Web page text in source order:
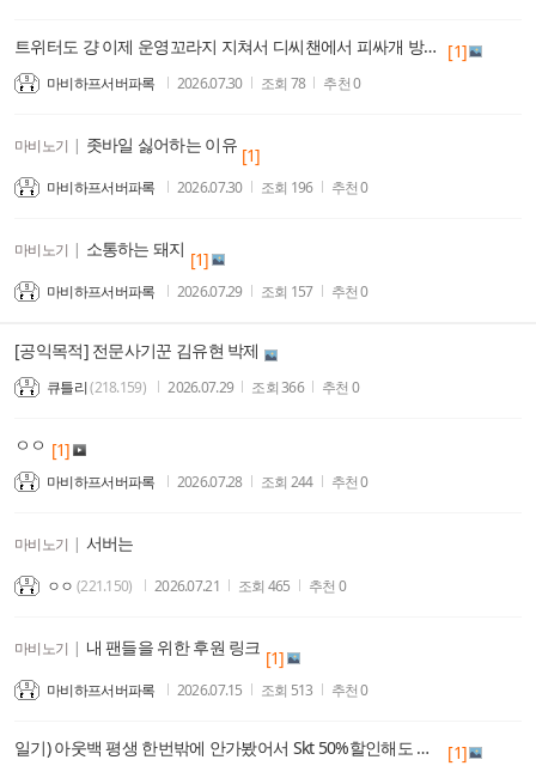
트위터도 걍 이제 운영꼬라지 지쳐서 디씨챈에서 피싸개 방역이라면서 억지 여자 배척 떡밥일으키는거 물지나 않으면 버틴다하네 [1]
마비하프서버파록 2026.07.30 조회 78 추천0
마비노기 | 좃바일 싫어하는 이유 [1]
마비하프서버파록 2026.07.30 조회 196 추천0
마비노기 | 소통하는 돼지 [1]
마비하프서버파록 2026.07.29 조회 157 추천0
[공익목적] 전문사기꾼 김유현 박제
큐틀리(218.159) 2026.07.29 조회366 추천 0
ㅇㅇ [1]
마비하프서버파록 2026.07.28 조회 244 추천0
마비노기 | 서버는
ㅇㅇ (221.150) 2026.07.21 조회 465 추천 0
마비노기 | 내 팬들을 위한 후원 링크 [1]
마비하프서버파록 2026.07.15 조회 513 추천0
일기) 아웃백 평생 한번밖에 안가봤어서 Skt 50%할인해도 잘몰라서 안감 [1]